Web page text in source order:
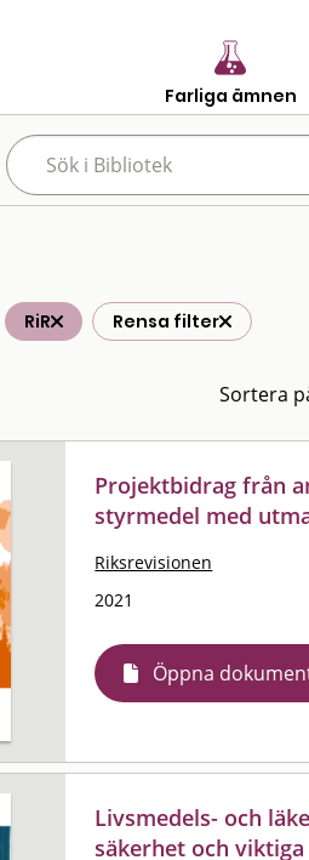
Farliga ämnen
RiR Rensa filter
Sortera
Projektbidrag från
styrmedel med
Riksrevisionen
2021
Öppna
Livsmedels- och
säkerhet och